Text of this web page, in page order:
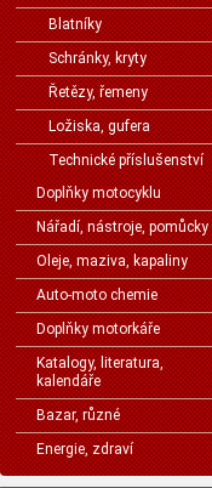
Blatníky
Schránky, kryty
Řetězy, řemeny
Ložiska, gufera
Technické příslušenství
Doplňky motocyklu
Nářadí, nástroje, pomůcky
Oleje, maziva, kapaliny
Auto-moto chemie
Doplňky motorkáře
Katalogy, literatura,
kalendáře
Bazar, různé
Energie, zdraví